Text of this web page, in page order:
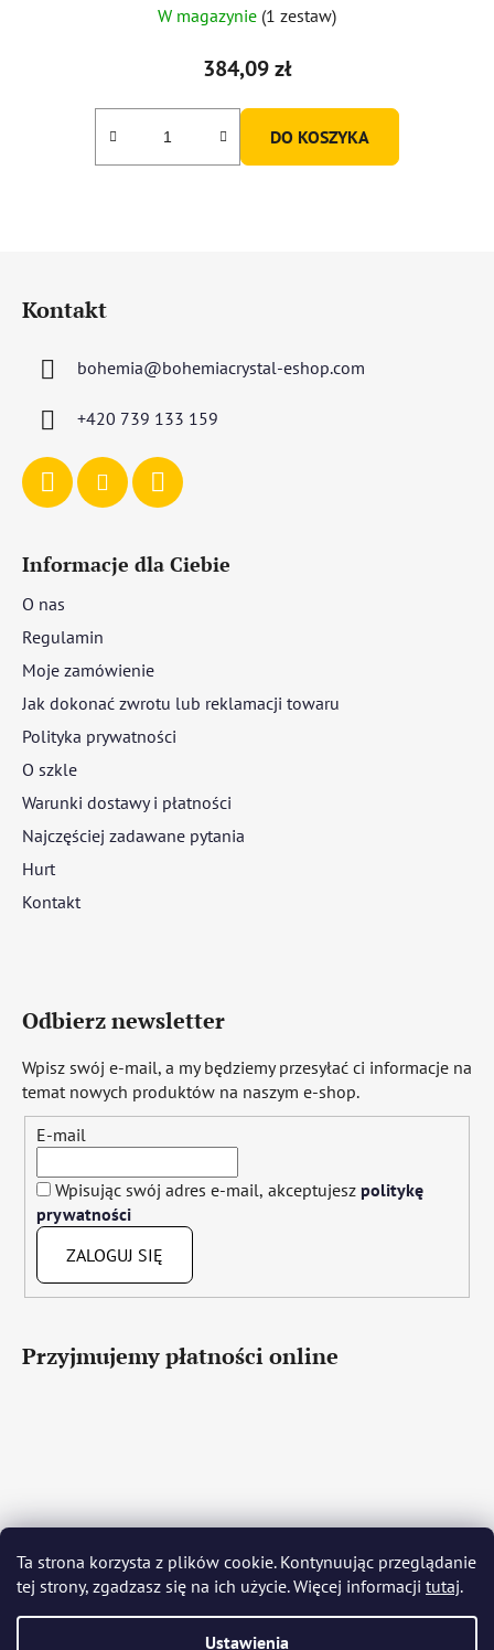
Ta strona korzysta z plików cookie. Kontynuując przeglądanie
tej strony, zgadzasz się na ich użycie. Więcej informacji tutaj.
Ustawienia
W magazynie (1 zestaw)
384,09 zł
DO KOSZYKA
Kontakt
bohemia@bohemiacrystal-eshop.com
+420 739 133 159
Informacje dla Ciebie
O nas
Regulamin
Moje zamówienie
Jak dokonać zwrotu lub reklamacji towaru
Polityka prywatności
O szkle
Warunki dostawy i płatności
Najczęściej zadawane pytania
Hurt
Kontakt
Odbierz newsletter
Wpisz swój e-mail, a my będziemy przesyłać ci informacje na
temat nowych produktów na naszym e-shop.
E-mail
Wpisując swój adres e-mail, akceptujesz politykę
prywatności
ZALOGUJ SIĘ
Przyjmujemy płatności online
Język polski Română Italiano Español
Français
Português Български Hrvatski Slovenščina Srpski
Nederlands Українська Ελληνικά Svenska Dansk